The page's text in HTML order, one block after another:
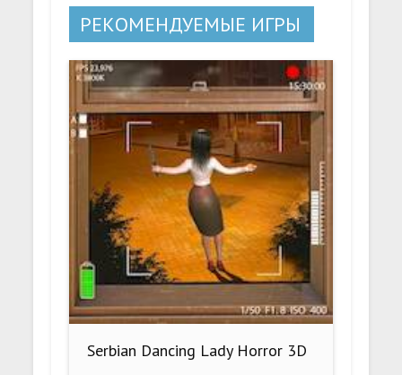
РЕКОМЕНДУЕМЫЕ ИГРЫ
Serbian Dancing Lady Horror 3D